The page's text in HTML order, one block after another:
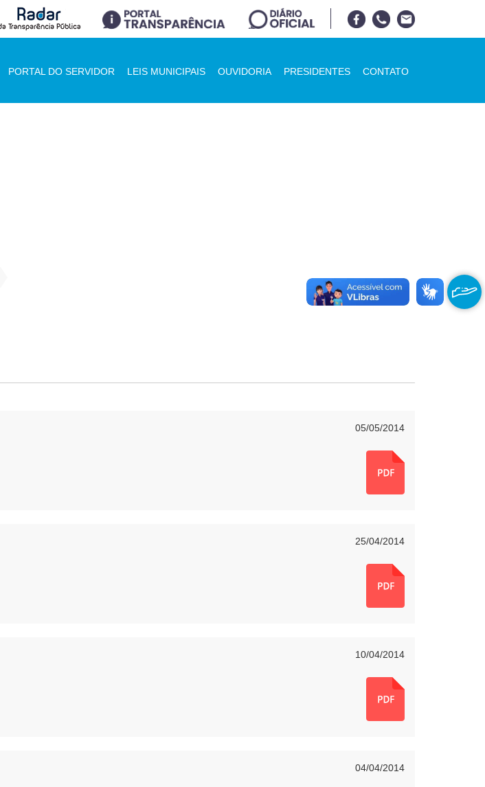
PORTAL DO SERVIDOR LEIS MUNICIPAIS OUVIDORIA PRESIDENTES CONTATO
05/05/2014
25/04/2014
10/04/2014
04/04/2014